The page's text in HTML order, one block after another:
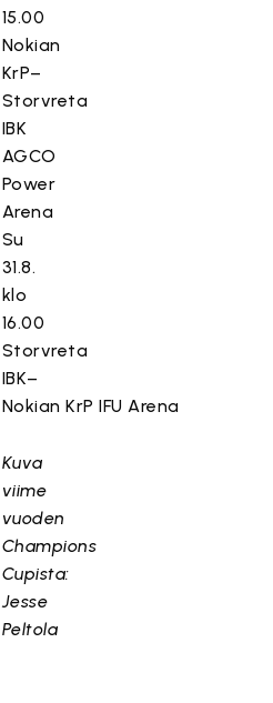
15.00
Nokian
KrP–
Storvreta
IBK
AGCO
Power
Arena
Su
31.8.
klo
16.00
Storvreta
IBK–
Nokian KrP IFU Arena
Kuva
viime
vuoden
Champions
Cupista:
Jesse
Peltola